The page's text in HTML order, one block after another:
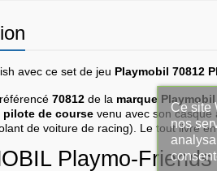
avec ce set de jeu Playmobil 70812
70812 de la marque Playmobil
pilote de course venu avec son
de voiture de racing). Le tout livré
Playmo-
Ce site
nos